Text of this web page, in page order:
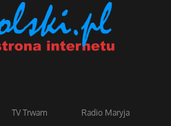
TV Trwam
Radio Maryja